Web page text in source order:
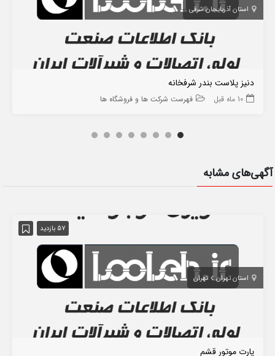
استان آذربایجان شرقی
دنیز پلاست بندر شرفخانه
10 ماه قبل فهرست شرکت ها و فروشگاه ها
آگهی‌های مشابه
57 بازدید
استان تهران تهران
پارت موتور قشم